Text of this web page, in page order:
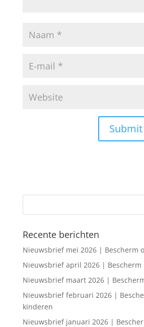
Recente berichten
Nieuwsbrief mei 2026 | Bescherm
Nieuwsbrief april 2026 | Bescherm
Nieuwsbrief maart 2026 |
Nieuwsbrief februari 2026 |
kinderen
Nieuwsbrief januari 2026 |